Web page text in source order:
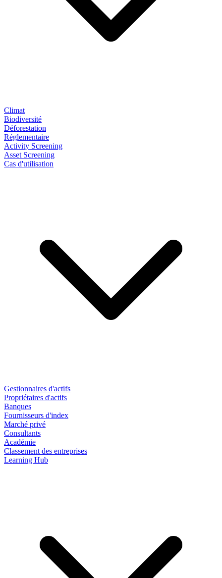
Climat
Biodiversité
Déforestation
Réglementaire
Activity Screening
Asset Screening
Cas d'utilisation
Gestionnaires d'actifs
Propriétaires d'actifs
Banques
Fournisseurs d'index
Marché privé
Consultants
Académie
Classement des entreprises
Learning Hub